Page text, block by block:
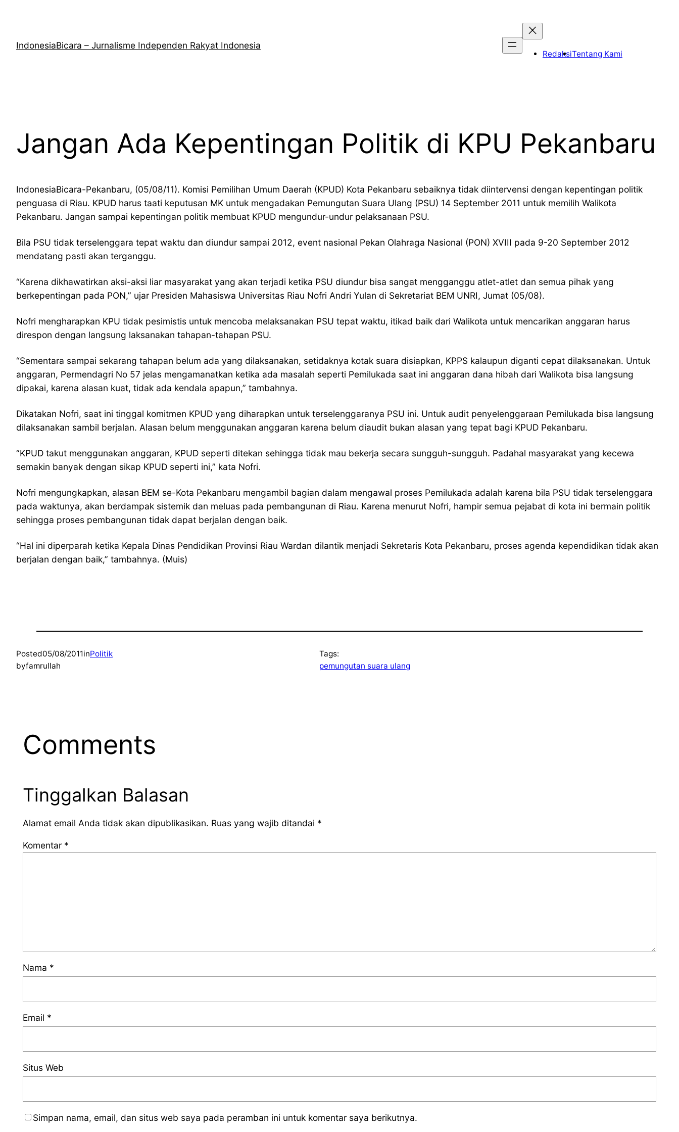
IndonesiaBicara – Jurnalisme Independen Rakyat Indonesia
RedaksiTentang Kami
Jangan Ada Kepentingan Politik di KPU Pekanbaru
IndonesiaBicara-Pekanbaru, (05/08/11). Komisi Pemilihan Umum Daerah (KPUD) Kota Pekanbaru sebaiknya tidak diintervensi dengan kepentingan politik
penguasa di Riau. KPUD harus taati keputusan MK untuk mengadakan Pemungutan Suara Ulang (PSU) 14 September 2011 untuk memilih Walikota
Pekanbaru. Jangan sampai kepentingan politik membuat KPUD mengundur-undur pelaksanaan PSU.
Bila PSU tidak terselenggara tepat waktu dan diundur sampai 2012, event nasional Pekan Olahraga Nasional (PON) XVIII pada 9-20 September 2012
mendatang pasti akan terganggu.
“Karena dikhawatirkan aksi-aksi liar masyarakat yang akan terjadi ketika PSU diundur bisa sangat mengganggu atlet-atlet dan semua pihak yang
berkepentingan pada PON,” ujar Presiden Mahasiswa Universitas Riau Nofri Andri Yulan di Sekretariat BEM UNRI, Jumat (05/08).
Nofri mengharapkan KPU tidak pesimistis untuk mencoba melaksanakan PSU tepat waktu, itikad baik dari Walikota untuk mencarikan anggaran harus
direspon dengan langsung laksanakan tahapan-tahapan PSU.
“Sementara sampai sekarang tahapan belum ada yang dilaksanakan, setidaknya kotak suara disiapkan, KPPS kalaupun diganti cepat dilaksanakan. Untuk
anggaran, Permendagri No 57 jelas mengamanatkan ketika ada masalah seperti Pemilukada saat ini anggaran dana hibah dari Walikota bisa langsung
dipakai, karena alasan kuat, tidak ada kendala apapun,” tambahnya.
Dikatakan Nofri, saat ini tinggal komitmen KPUD yang diharapkan untuk terselenggaranya PSU ini. Untuk audit penyelenggaraan Pemilukada bisa langsung
dilaksanakan sambil berjalan. Alasan belum menggunakan anggaran karena belum diaudit bukan alasan yang tepat bagi KPUD Pekanbaru.
“KPUD takut menggunakan anggaran, KPUD seperti ditekan sehingga tidak mau bekerja secara sungguh-sungguh. Padahal masyarakat yang kecewa
semakin banyak dengan sikap KPUD seperti ini,” kata Nofri.
Nofri mengungkapkan, alasan BEM se-Kota Pekanbaru mengambil bagian dalam mengawal proses Pemilukada adalah karena bila PSU tidak terselenggara
pada waktunya, akan berdampak sistemik dan meluas pada pembangunan di Riau. Karena menurut Nofri, hampir semua pejabat di kota ini bermain politik
sehingga proses pembangunan tidak dapat berjalan dengan baik.
“Hal ini diperparah ketika Kepala Dinas Pendidikan Provinsi Riau Wardan dilantik menjadi Sekretaris Kota Pekanbaru, proses agenda kependidikan tidak akan
berjalan dengan baik,” tambahnya. (Muis)
Posted05/08/2011inPolitik
byfamrullah
Tags:
pemungutan suara ulang
Comments
Tinggalkan Balasan
Alamat email Anda tidak akan dipublikasikan. Ruas yang wajib ditandai *
Komentar *
Nama *
Email *
Situs Web
Simpan nama, email, dan situs web saya pada peramban ini untuk komentar saya berikutnya.